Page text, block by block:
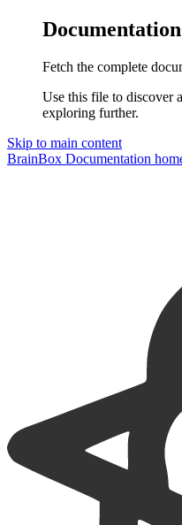
Fetch the complete
Use this file to discover
exploring further.
Skip to main content
BrainBox Documentation